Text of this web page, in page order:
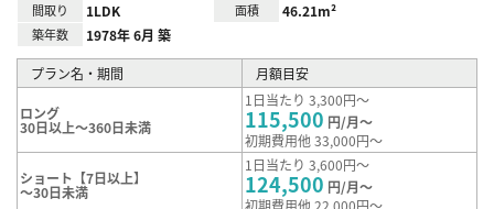
間取り 1LDK 面積 46.21m²
築年数 1978年 6月 築
プラン名・期間 月額目安
ロング
30日以上～360日未満
1日当たり 3,300円～
115,500 円/月～
初期費用他 33,000円～
ショート【7日以上】
～30日未満
1日当たり 3,600円～
124,500 円/月～